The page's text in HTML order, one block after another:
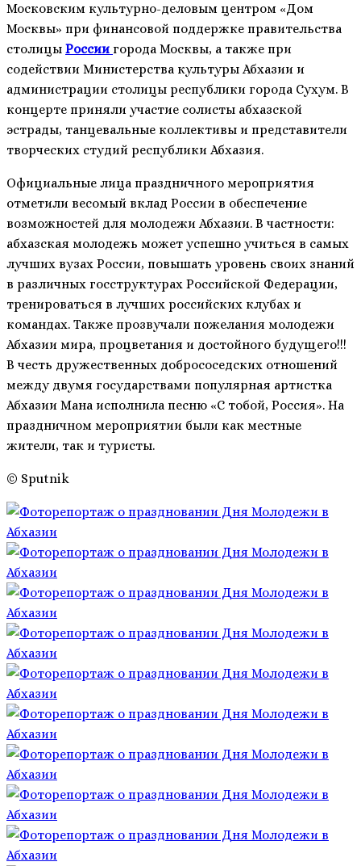
Московским культурно-деловым центром «Дом
Москвы» при финансовой поддержке правительства
столицы России города Москвы, а также при
содействии Министерства культуры Абхазии и
администрации столицы республики города Сухум. В
концерте приняли участие солисты абхазской
эстрады, танцевальные коллективы и представители
творческих студий республики Абхазия.
Официальные лица праздничного мероприятия
отметили весомый вклад России в обеспечение
возможностей для молодежи Абхазии. В частности:
абхазская молодежь может успешно учиться в самых
лучших вузах России, повышать уровень своих знаний
в различных госструктурах Российской Федерации,
тренироваться в лучших российских клубах и
командах. Также прозвучали пожелания молодежи
Абхазии мира, процветания и достойного будущего!!!
В честь дружественных добрососедских отношений
между двумя государствами популярная артистка
Абхазии Мана исполнила песню «С тобой, Россия». На
праздничном мероприятии были как местные
жители, так и туристы.
© Sputnik